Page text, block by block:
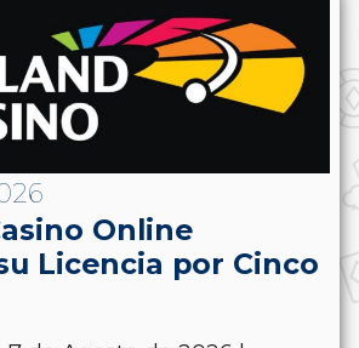
Online
Licencia por Cinco